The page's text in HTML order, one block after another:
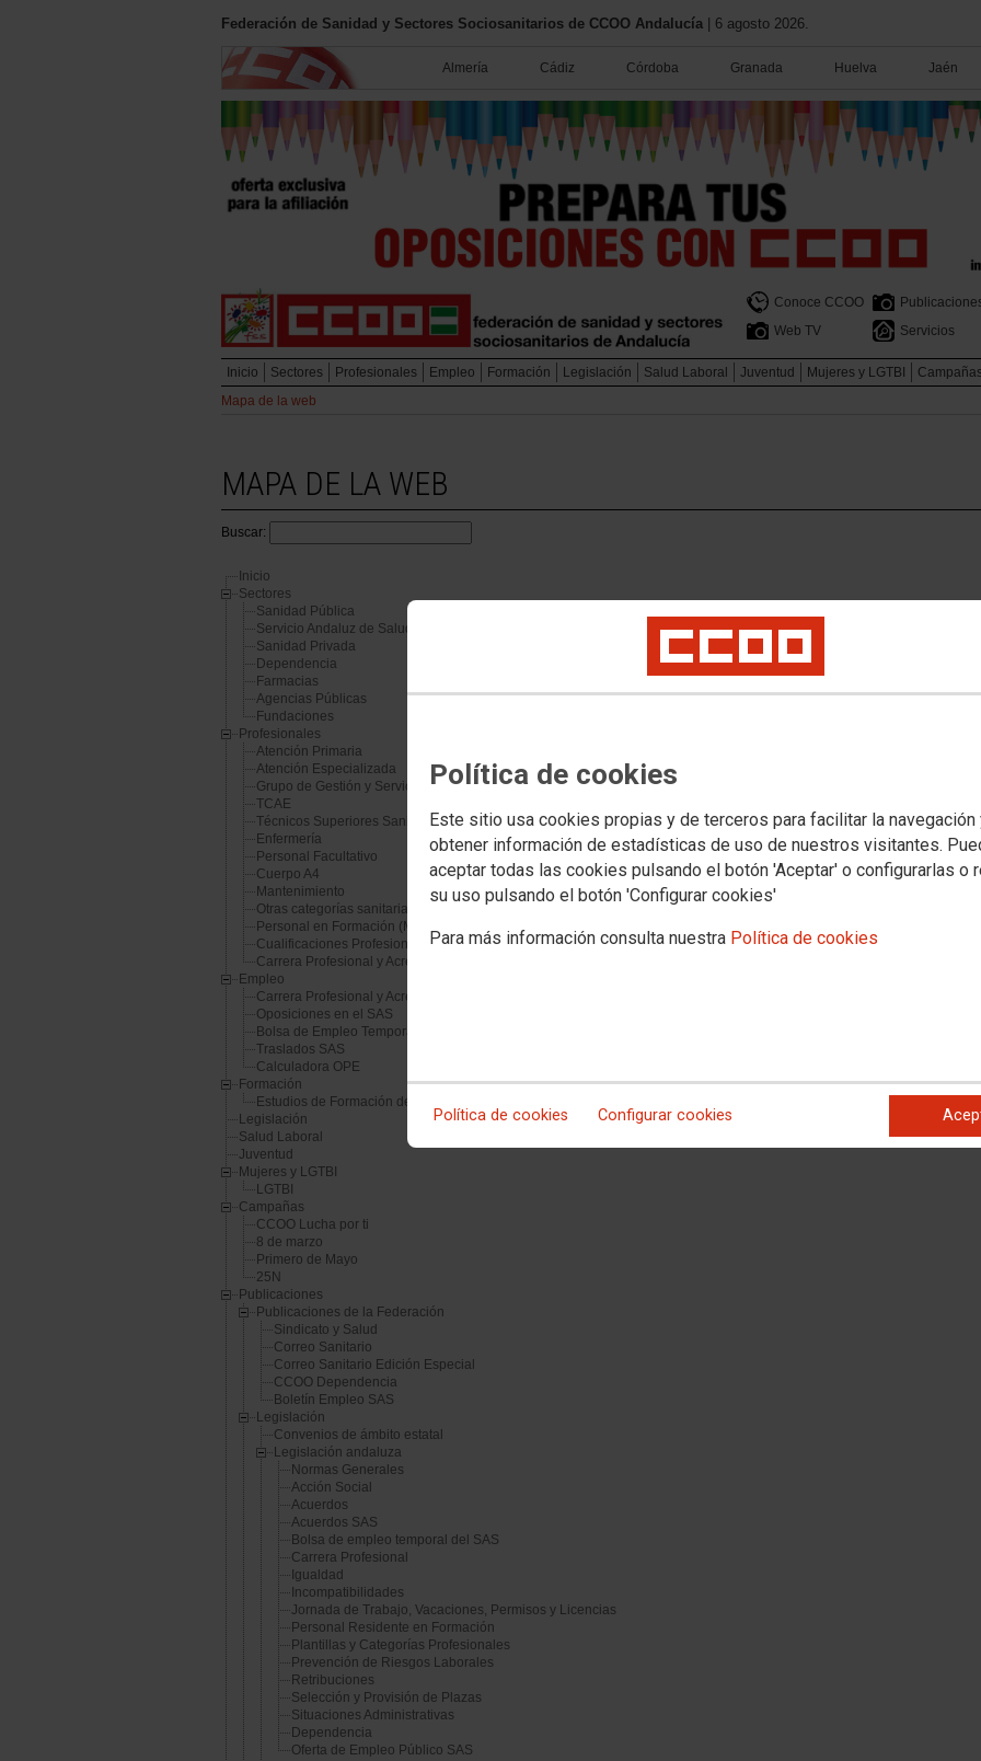
Política de cookies
Este sitio usa cookies propias y de terceros para facilitar la navegación
obtener información de estadísticas de uso de nuestros visitantes.
aceptar todas las cookies pulsando el botón 'Aceptar' o configurarlas o
su uso pulsando el botón 'Configurar cookies'
Para más información consulta nuestra Política de cookies
Política de cookies Configurar cookies
Federación de Sanidad y Sectores Sociosanitarios de CCOO Andalucía | 6 agosto 2026.
Almería Cádiz Córdoba Granada Huelva Jaén
Conoce CCOO
Web TV
Servicios
Inicio Sectores Profesionales Empleo Formación Legislación Salud Laboral Juventud Mujeres y LGTBI
Mapa de la web
MAPA DE LA WEB
Buscar:
Inicio
Sectores
Sanidad Pública
Servicio Andaluz de Salud
Sanidad Privada
Dependencia
Farmacias
Agencias Públicas
Fundaciones
Profesionales
Atención Primaria
Atención Especializada
Grupo de Gestión y Servicios Generales
TCAE
Técnicos Superiores Sanitarios
Enfermería
Personal Facultativo
Cuerpo A4
Mantenimiento
Otras categorías sanitarias
Personal en Formación (MIR, EIR, PIR, QIR, etc.)
Cualificaciones Profesionales
Carrera Profesional y Acreditación de competencias
Empleo
Carrera Profesional y Acreditación de competencias
Oposiciones en el SAS
Bolsa de Empleo Temporal SAS
Traslados SAS
Calculadora OPE
Formación
Estudios de Formación de la FSS-CCOO
Legislación
Salud Laboral
Juventud
Mujeres y LGTBI
LGTBI
Campañas
CCOO Lucha por ti
8 de marzo
Primero de Mayo
25N
Publicaciones
Publicaciones de la Federación
Sindicato y Salud
Correo Sanitario
Correo Sanitario Edición Especial
CCOO Dependencia
Boletín Empleo SAS
Legislación
Convenios de ámbito estatal
Legislación andaluza
Normas Generales
Acción Social
Acuerdos
Acuerdos SAS
Bolsa de empleo temporal del SAS
Carrera Profesional
Igualdad
Incompatibilidades
Jornada de Trabajo, Vacaciones, Permisos y Licencias
Personal Residente en Formación
Plantillas y Categorías Profesionales
Prevención de Riesgos Laborales
Retribuciones
Selección y Provisión de Plazas
Situaciones Administrativas
Dependencia
Oferta de Empleo Público SAS